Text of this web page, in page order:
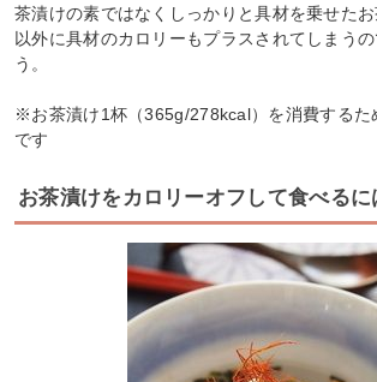
茶漬けの素ではなくしっかりと具材を乗せた
以外に具材のカロリーもプラスされてしまう
う。
※お茶漬け1杯（365g/278kcal）を消費するた
です
お茶漬けをカロリーオフして食べるに